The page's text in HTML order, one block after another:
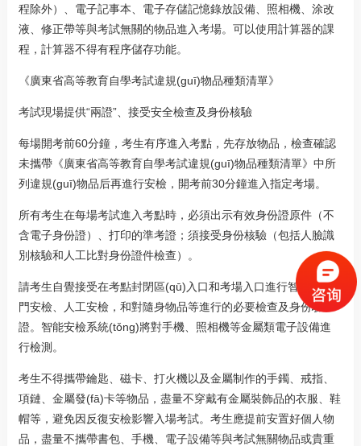
程除外）、電子記事本、電子存儲記憶錄放設備、照相機、涂改
液、修正帶等與考試無關的物品進入考場。可以使用計算器的課
程，計算器不得有程序儲存功能。
《廣東省高等教育自學考試違規(guī)物品種類清單》
考試現場提供“兩證”、接受安全檢查及身份核驗
每場開考前60分鐘，考生有序進入考點，先存放物品，檢查確認
未攜帶《廣東省高等教育自學考試違規(guī)物品種類清單》中所
列違規(guī)物品后再進行安檢，開考前30分鐘進入指定考場。
所有考生在每場考試進入考點時，必須出示有效身份證原件（不
含電子身份證）、打印的準考證；須接受身份核驗（包括人臉識
別核驗和人工比對身份證件檢查）。
請考生自覺接受在考點封閉區(qū)入口和考場入口進行智能安檢
門安檢、人工安檢，和對隨身物品等進行的必要檢查及身份驗
證。智能安檢系統(tǒng)將對手機、照相機等金屬類電子設備進
行檢測。
考生不得攜帶鑰匙、磁卡、打火機以及金屬制作的手鐲、戒指、
項鏈、金屬發(fā)卡等物品，盡量不穿戴有金屬裝飾品的衣服、鞋
帽等，避免因反復安檢影響入場考試。考生應提前安置好個人物
品，盡量不攜帶書包、手機、電子設備等與考試無關物品或貴重